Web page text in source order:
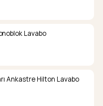
Lavabo
Ankastre Hilton Lavabo